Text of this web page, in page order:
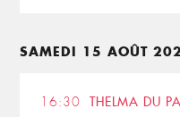
SAMEDI 15 AOÛT
16:30 THELMA DU